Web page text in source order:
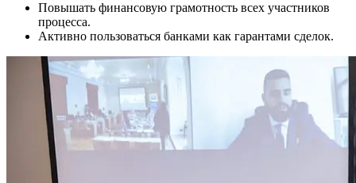
Повышать финансовую грамотность всех участников
процесса.
Активно пользоваться банками как гарантами сделок.